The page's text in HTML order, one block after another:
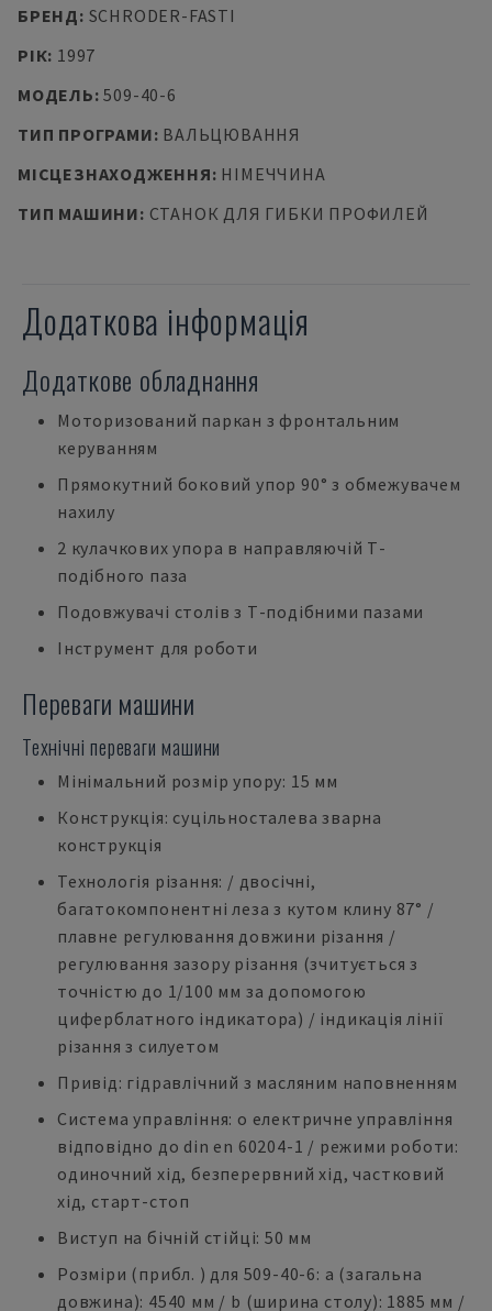
БРЕНД: SCHRODER-FASTI
РІК: 1997
МОДЕЛЬ:509-40-6
ТИП ПРОГРАМИ: ВАЛЬЦЮВАННЯ
МІСЦЕЗНАХОДЖЕННЯ: НІМЕЧЧИНА
ТИП МАШИНИ: СТАНОК ДЛЯ ГИБКИ ПРОФИЛЕЙ
Додаткова інформація
Додаткове обладнання
Моторизований паркан з фронтальним
керуванням
Прямокутний боковий упор 90° з обмежувачем
нахилу
2 кулачкових упора в направляючій Т-
подібного паза
Подовжувачі столів з Т-подібними пазами
Інструмент для роботи
Переваги машини
Технічні переваги машини
Мінімальний розмір упору: 15 мм
Конструкція: суцільносталева зварна
конструкція
Технологія різання: / двосічні,
багатокомпонентні леза з кутом клину 87° /
плавне регулювання довжини різання /
регулювання зазору різання (зчитується з
точністю до 1/100 мм за допомогою
циферблатного індикатора) / індикація лінії
різання з силуетом
Привід: гідравлічний з масляним наповненням
Система управління: o електричне управління
відповідно до din en 60204-1 / режими роботи:
одиночний хід, безперервний хід, частковий
хід, старт-стоп
Виступ на бічній стійці: 50 мм
Розміри (прибл. ) для 509-40-6: a (загальна
довжина): 4540 мм / b (ширина столу): 1885 мм /